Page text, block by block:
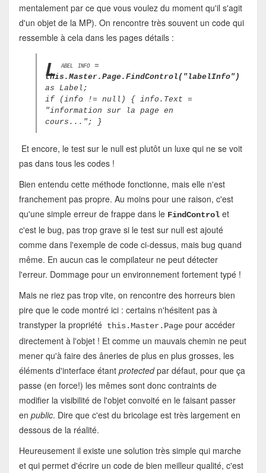
mentalement par ce que vous voulez du moment qu'il s'agit
d'un objet de la MP). On rencontre très souvent un code qui
ressemble à cela dans les pages détails :
L
abel info =
this.Master.Page.FindControl("labelInfo")
as Label;
if (info != null) { info.Text =
"information sur la page en
cours..."; }
Et encore, le test sur le null est plutôt un luxe qui ne se voit
pas dans tous les codes !
Bien entendu cette méthode fonctionne, mais elle n'est
franchement pas propre. Au moins pour une raison, c'est
qu'une simple erreur de frappe dans le FindControlet
c'est le bug, pas trop grave si le test sur null est ajouté
comme dans l'exemple de code ci-dessus, mais bug quand
même. En aucun cas le compilateur ne peut détecter
l'erreur. Dommage pour un environnement fortement typé !
Mais ne riez pas trop vite, on rencontre des horreurs bien
pire que le code montré ici : certains n'hésitent pas à
transtyper la propriététhis.Master.Pagepour accéder
directement à l'objet ! Et comme un mauvais chemin ne peut
mener qu'à faire des âneries de plus en plus grosses, les
éléments d'interface étant protectedpar défaut, pour que ça
passe (en force!) les mêmes sont donc contraints de
modifier la visibilité de l'objet convoité en le faisant passer
en public. Dire que c'est du bricolage est très largement en
dessous de la réalité.
Heureusement il existe une solution très simple qui marche
et qui permet d'écrire un code de bien meilleur qualité, c'est